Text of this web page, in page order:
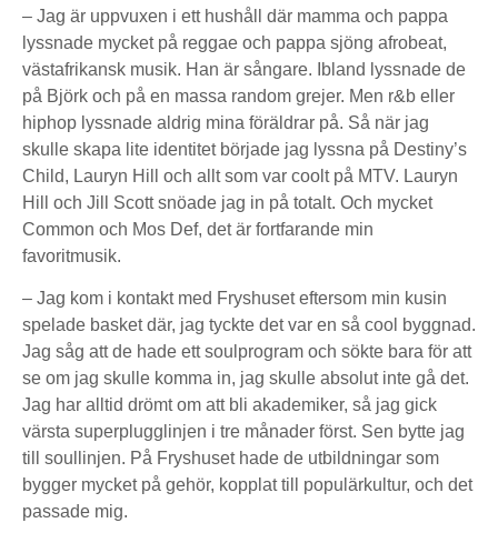
– Jag är uppvuxen i ett hushåll där mamma och pappa
lyssnade mycket på reggae och pappa sjöng afrobeat,
västafrikansk musik. Han är sångare. Ibland lyssnade de
på Björk och på en massa random grejer. Men r&b eller
hiphop lyssnade aldrig mina föräldrar på. Så när jag
skulle skapa lite identitet började jag lyssna på Destiny’s
Child, Lauryn Hill och allt som var coolt på MTV. Lauryn
Hill och Jill Scott snöade jag in på totalt. Och mycket
Common och Mos Def, det är fortfarande min
favoritmusik.
– Jag kom i kontakt med Fryshuset eftersom min kusin
spelade basket där, jag tyckte det var en så cool byggnad.
Jag såg att de hade ett soulprogram och sökte bara för att
se om jag skulle komma in, jag skulle absolut inte gå det.
Jag har alltid drömt om att bli akademiker, så jag gick
värsta superplugglinjen i tre månader först. Sen bytte jag
till soullinjen. På Fryshuset hade de utbildningar som
bygger mycket på gehör, kopplat till populärkultur, och det
passade mig.